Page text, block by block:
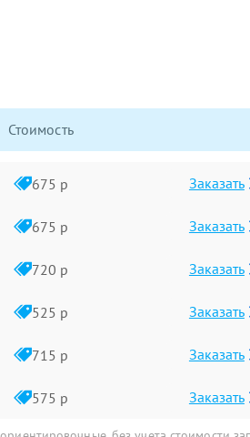
Стоимость
675 р Заказать
675 р Заказать
720 р Заказать
525 р Заказать
715 р Заказать
575 р Заказать